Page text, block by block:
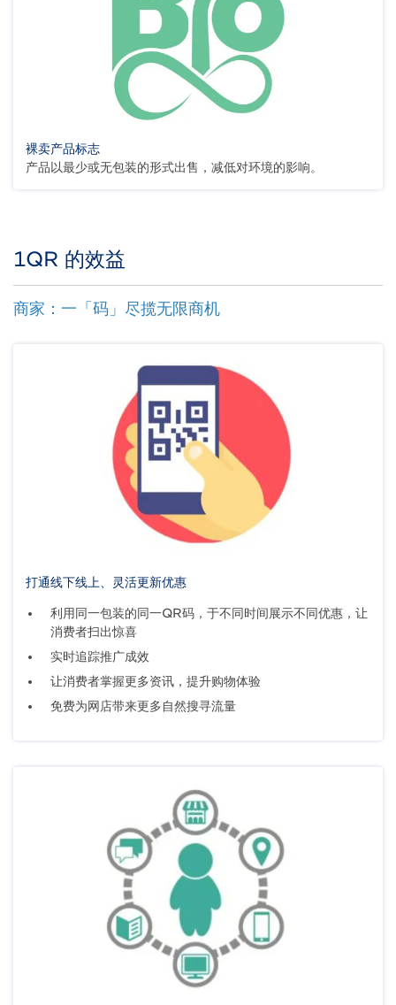
裸卖产品标志
产品以最少或无包装的形式出售，减低对环境的影响。
Title
1QR 的效益
Body
商家：一「码」尽揽无限商机
打通线下线上、灵活更新优惠
利用同一包装的同一QR码，于不同时间展示不同优惠，让
消费者扫出惊喜
实时追踪推广成效
让消费者掌握更多资讯，提升购物体验
免费为网店带来更多自然搜寻流量